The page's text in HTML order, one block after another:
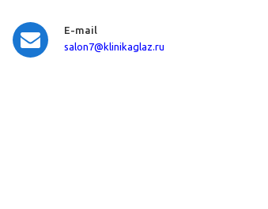
E-mail
salon7@klinikaglaz.ru